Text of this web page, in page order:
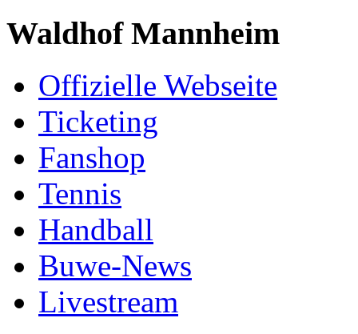
Waldhof Mannheim
Offizielle Webseite
Ticketing
Fanshop
Tennis
Handball
Buwe-News
Livestream